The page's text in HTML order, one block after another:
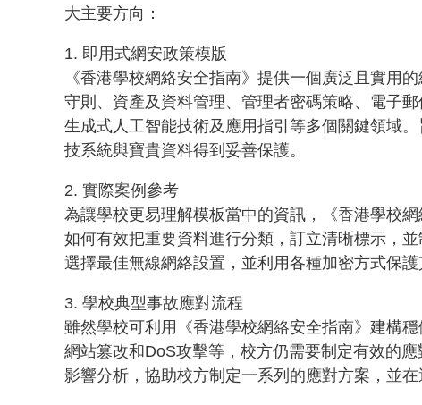
大主要方向：
1. 即用式網安政策模版
《香港學校網絡安全指南》提供一個廣泛且實用
守則、資產及資料管理、管理者密碼策略、電子
生成式人工智能技術及應用指引等多個關鍵領域
技系統與寶貴資料得到妥善保護。
2. 實際案例參考
為讓學校更易理解模板當中的資訊，《香港學校
如何有效把重要資料進行分類，訂立清晰標示，
選擇最佳無線網絡設置，並利用各種加密方式保
3. 學校典型事故應對流程
雖然學校可利用《香港學校網絡安全指南》建構
網站篡改和DoS攻擊等，校方仍需要制定有效的
影響分析，協助校方制定一系列的應對方案，並